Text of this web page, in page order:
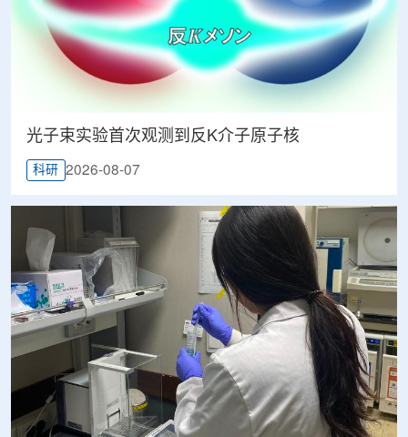
光子束实验首次观测到反K介子原子核
科研 2026-08-07